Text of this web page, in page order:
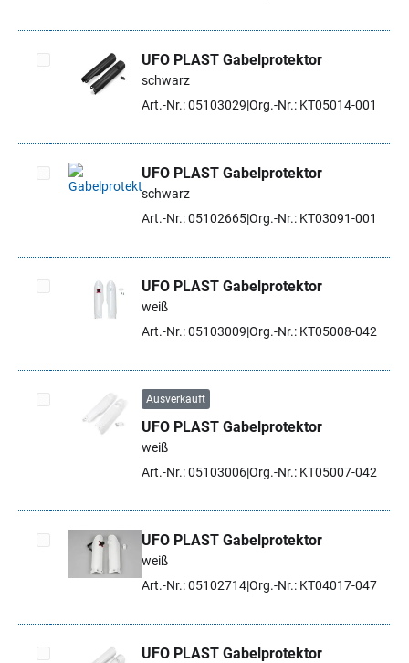
Artikel auswählen
UFO PLAST Gabelprotektor
schwarz
Art.-Nr.: 05103029 Org.-Nr.: KT05014-001
Artikel auswählen
UFO PLAST Gabelprotektor
schwarz
Art.-Nr.: 05102665Org.-Nr.: KT03091-001
Artikel auswählen
UFO PLAST Gabelprotektor
weiß
Art.-Nr.: 05103009 Org.-Nr.: KT05008-042
Artikel auswählen
Ausverkauft
UFO PLAST Gabelprotektor
weiß
Art.-Nr.: 05103006Org.-Nr.: KT05007-042
Artikel auswählen
UFO PLAST Gabelprotektor
weiß
Art.-Nr.: 05102714Org.-Nr.: KT04017-047
UFO PLAST Gabelprotektor